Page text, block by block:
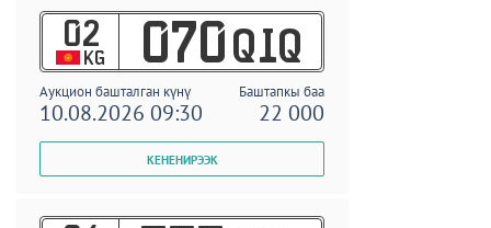
02
KG 070 QIQ
Аукцион башталган күнү Баштапкы баа
10.08.2026 09:30 22 000